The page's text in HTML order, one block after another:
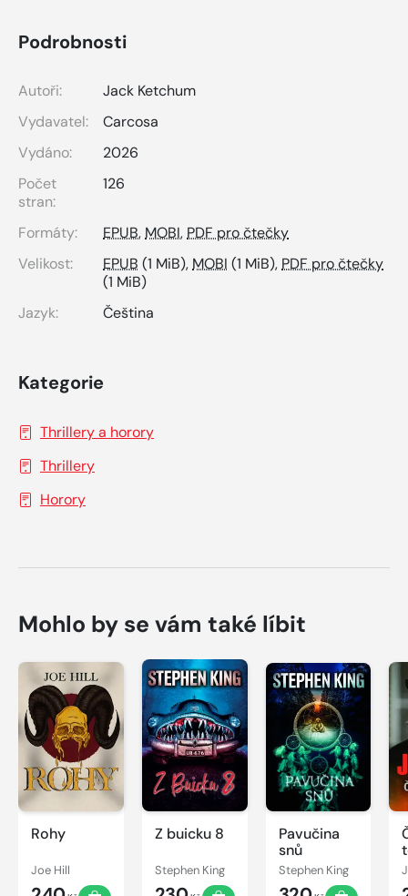
Podrobnosti
Autoři:
Jack Ketchum
Vydavatel:
Carcosa
Vydáno:
2026
Počet
stran:
126
Formáty: EPUB, MOBI, PDF pro čtečky
Velikost:
EPUB (1 MiB), MOBI (1 MiB), PDF pro čtečky
(1 MiB)
Jazyk:
Čeština
Kategorie
Thrillery a horory
Thrillery
Horory
Mohlo by se vám také líbit
Rohy
Joe Hill
Z buicku 8
Stephen King
Pavučina
snů
Stephen King